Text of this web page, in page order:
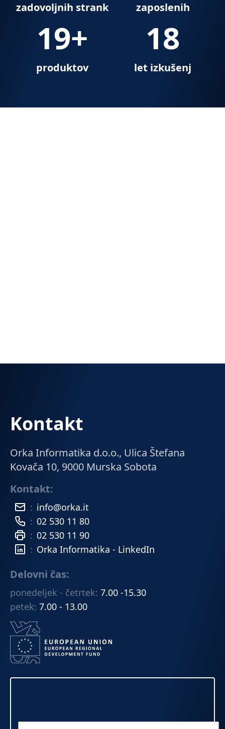
zadovoljnih strank zaposlenih
20+
produktov
19
let izkušenj
Kontakt
Orka Informatika d.o.o., Ulica Štefana
Kovača 10, 9000 Murska Sobota
Kontakt:
: info@orka.it
: 02 530 11 80
: 02 530 11 90
: Orka Informatika - LinkedIn
Delovni čas:
ponedeljek - četrtek: 7.00 -15.30
petek: 7.00 - 13.00